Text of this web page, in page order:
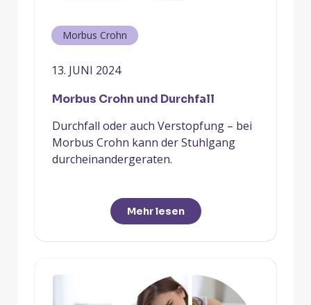
Morbus Crohn
13. JUNI 2024
Morbus Crohn und Durchfall
Durchfall oder auch Verstopfung – bei
Morbus Crohn kann der Stuhlgang
durcheinandergeraten.
Mehr lesen